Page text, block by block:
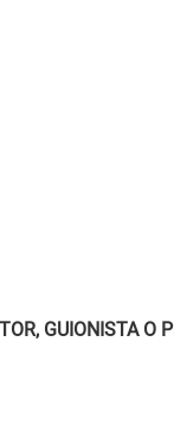
GUIONISTA O